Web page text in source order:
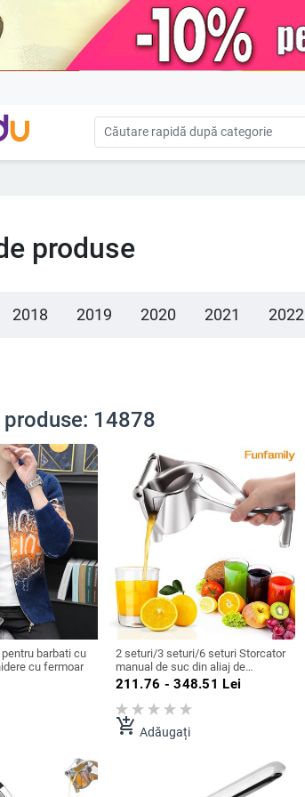
produse
2018 2019 2020 2021 2022
14878
barbati cu
cu fermoar
2 seturi/3 seturi/6 seturi Storcator
manual de suc din aliaj de
aluminiu Storcator de portocale cu
lamaie de rodie Accesorii de
bucatarie
211.76 - 348.51 Lei
add_shopping_cart Adăugați